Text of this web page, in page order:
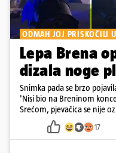
ODMAH JOJ PRISKOČILI
Lepa Brena
dizala noge
Snimka pada se brzo
'Nisi bio na Breninom
Srećom, pjevačica se nije
17